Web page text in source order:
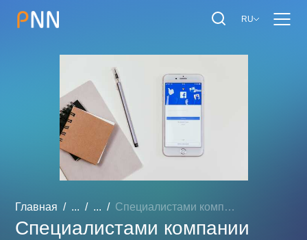
RU
Главная ... ... Специалистами компании PN...
Специалистами компании